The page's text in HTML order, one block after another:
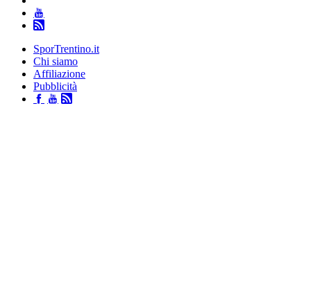
SporTrentino.it
Chi siamo
Affiliazione
Pubblicità